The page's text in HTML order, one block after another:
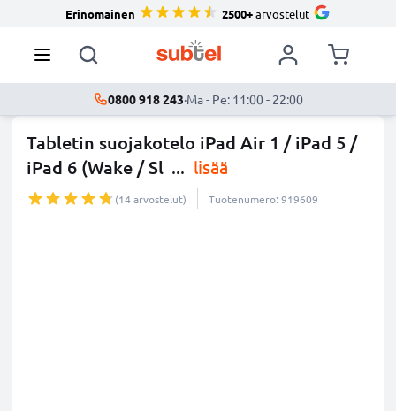
Erinomainen 2500+arvostelut
0800 918 243·Ma - Pe: 11:00 - 22:00
Tabletin suojakotelo iPad Air 1 / iPad 5 /
iPad 6 (Wake / Sl ... lisää
(14 arvostelut) Tuotenumero: 919609